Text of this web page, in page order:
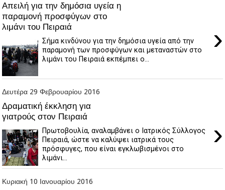
Απειλή για την δημόσια υγεία η
παραμονή προσφύγων στο
λιμάνι του Πειραιά
›
Σήμα κινδύνου για την δημόσια υγεία από την
παραμονή των προσφύγων και μεταναστών στο
λιμάνι του Πειραιά εκπέμπει ο...
Δευτέρα 29 Φεβρουαρίου 2016
Δραματική έκκληση για
γιατρούς στον Πειραιά
›
Πρωτοβουλία, αναλαμβάνει ο Ιατρικός Σύλλογος
Πειραιά, ώστε να καλύψει ιατρικά τους
πρόσφυγες, που είναι εγκλωβισμένοι στο
λιμάνι...
Κυριακή 10 Ιανουαρίου 2016